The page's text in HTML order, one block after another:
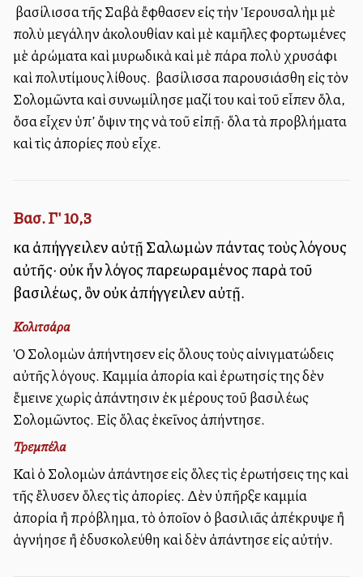
Ἡ βασίλισσα τῆς Σαβὰ ἔφθασεν εἰς τὴν Ἱερουσαλὴμ μὲ
πολὺ μεγάλην ἀκολουθίαν καὶ μὲ καμῆλες φορτωμένες
μὲ ἀρώματα καὶ μυρωδικὰ καὶ μὲ πάρα πολὺ χρυσάφι
καὶ πολυτίμους λίθους. Ἡ βασίλισσα παρουσιάσθη εἰς τὸν
Σολομῶντα καὶ συνωμίλησε μαζί του καὶ τοῦ εἶπεν ὅλα,
ὅσα εἶχεν ὑπ’ ὄψιν της νὰ τοῦ εἰπῇ· ὅλα τὰ προβλήματα
καὶ τὶς ἀπορίες ποὺ εἶχε.
Βασ. Γ' 10,3
καὶ ἀπήγγειλεν αὐτῇ Σαλωμὼν πάντας τοὺς λόγους
αὐτῆς· οὐκ ἦν λόγος παρεωραμένος παρὰ τοῦ
βασιλέως, ὃν οὐκ ἀπήγγειλεν αὐτῇ.
Κολιτσάρα
Ὁ Σολομὼν ἀπήντησεν εἰς ὅλους τοὺς αἰνιγματώδεις
αὐτῆς λόγους. Καμμία ἀπορία καὶ ἐρωτησίς της δὲν
ἔμεινε χωρὶς ἀπάντησιν ἐκ μέρους τοῦ βασιλέως
Σολομῶντος. Εἰς ὅλας ἐκεῖνος ἀπήντησε.
Τρεμπέλα
Καὶ ὁ Σολομὼν ἀπάντησε εἰς ὅλες τὶς ἐρωτήσεις της καὶ
τῆς ἔλυσεν ὅλες τὶς ἀπορίες. Δὲν ὑπῆρξε καμμία
ἀπορία ἢ πρόβλημα, τὸ ὁποῖον ὁ βασιλιᾶς ἀπέκρυψε ἢ
ἁγνήησε ἢ ἐδυσκολεύθη καὶ δὲν ἀπάντησε εἰς αὐτήν.